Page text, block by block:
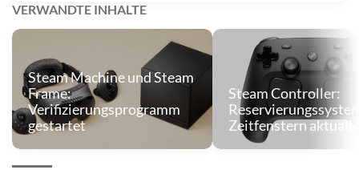
VERWANDTE INHALTE
Steam Machine und Steam
Frame:
Verifizierungsprogramm
gestartet
Steam Controller:
Zeitfenstern